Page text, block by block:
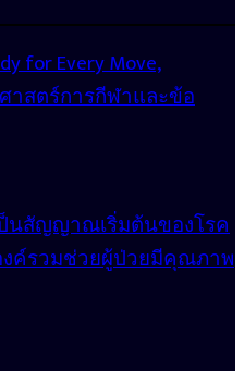
for Every Move,
าสตร์การกีฬาและข้อ
ป็นสัญญาณเริ่มต้นของโรค
ค์รวมช่วยผู้ป่วยมีคุณภาพ